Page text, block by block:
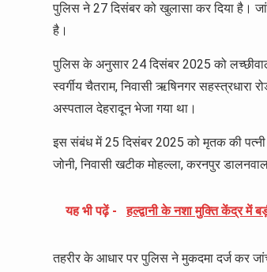
पुलिस ने 27 दिसंबर को खुलासा कर दिया है।
है।
पुलिस के अनुसार 24 दिसंबर 2025 को
स्वर्गीय चैतराम, निवासी ऋषिनगर सहस्त्रधारा
अस्पताल देहरादून भेजा गया था।
इस संबंध में 25 दिसंबर 2025 को मृतक की पत्नी
जोनी, निवासी खटीक मोहल्ला, करनपुर
यह भी पढ़ें - हल्द्वानी के नशा मुक्ति केंद्र में
तहरीर के आधार पर पुलिस ने मुकदमा दर्ज कर